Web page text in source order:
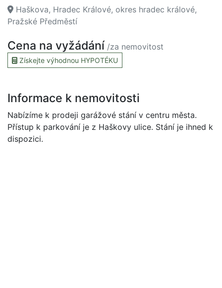
Haškova, Hradec Králové, okres hradec králové,
Pražské Předměstí
Cena na vyžádání /za nemovitost
Získejte výhodnou HYPOTÉKU
Informace k nemovitosti
Nabízíme k prodeji garážové stání v centru města.
Přístup k parkování je z Haškovy ulice. Stání je ihned k
dispozici.